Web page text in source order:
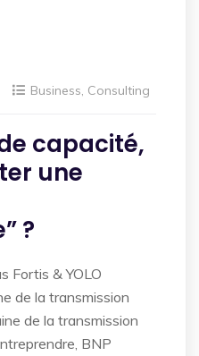
Business, Consulting
capacité,
une
?
Fortis & YOLO
de la transmission
de la transmission
BNP